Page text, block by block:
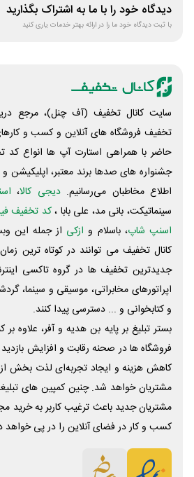
دیدگاه خود را با ما به اشتراک بگذارید
با ثبت دیدگاه خود ما را در ارائه بهتر خدمات یاری کنید
سایت کانال تخفیف (آف چنل)، مرجع
تخفیف فروشگاه های آنلاین و کسب و‌
حاضر با همراهی استارت آپ ها انواع کد
جشنواره های صدها برند معتبر، اپلیکیشن و
اطلاع مخاطبان می‌رسانیم. دیجی کالا،
سینماتیکت، بانی مد، علی‌ بابا ،کد تخفیف
اسنپ شاپ، باسلام و ازکی از جمله این
کانال تخفیف می توانند در کوتاه ترین
جدیدترین تخفیف ها در گروه تاکسی
اپراتورهای مخابراتی، موسیقی و سینما،
و کتابخوانی و ... دسترسی پیدا کنند.
بستر تبلیغ بر پایه بن هدیه و آفر، علاوه
فروشگاه ها در صحنه رقابت و افزایش
کاهش هزینه و ایجاد تجربه‌ای لذت بخش
مشتریان خواهد شد. چنین کمپین های
مشتریان جدید باعث ترغیب کاربر به خرید
کسب و کار در فضای آنلاین را در پی